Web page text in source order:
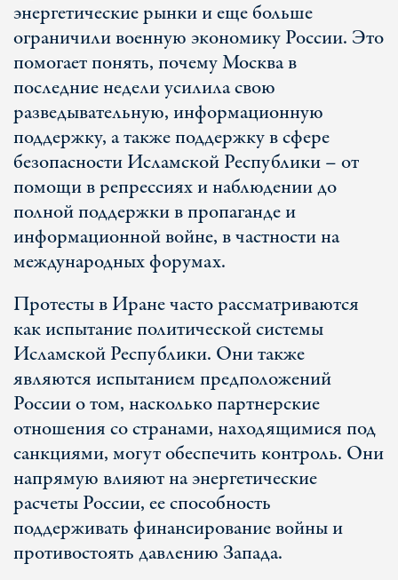
энергетические рынки и еще больше
ограничили военную экономику России. Это
помогает понять, почему Москва в
последние недели усилила свою
разведывательную, информационную
поддержку, а также поддержку в сфере
безопасности Исламской Республики – от
помощи в репрессиях и наблюдении до
полной поддержки в пропаганде и
информационной войне, в частности на
международных форумах.
Протесты в Иране часто рассматриваются
как испытание политической системы
Исламской Республики. Они также
являются испытанием предположений
России о том, насколько партнерские
отношения со странами, находящимися под
санкциями, могут обеспечить контроль. Они
напрямую влияют на энергетические
расчеты России, ее способность
поддерживать финансирование войны и
противостоять давлению Запада.